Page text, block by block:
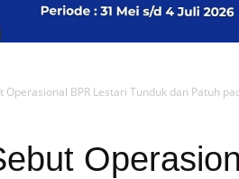
Operasional BPR Lestari Tunduk dan Patuh